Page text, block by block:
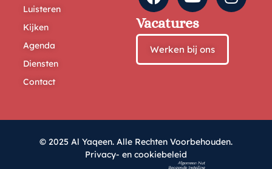
Luisteren
Kijken
Agenda
Diensten
Contact
Vacatures
Werken bij ons
© 2025 Al Yaqeen. Alle Rechten Voorbehouden.
Privacy- en cookiebeleid